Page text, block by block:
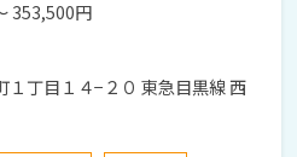
353,500円
１４−２０ 東急目黒線 西